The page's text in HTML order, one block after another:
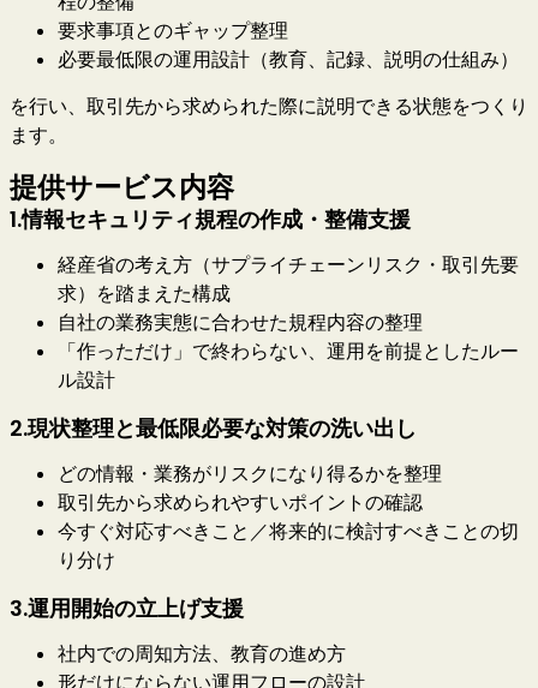
要求事項とのギャップ整理
必要最低限の運用設計（教育、記録、説明の仕組み）
を行い、取引先から求められた際に説明できる状態をつくり
ます。
提供サービス内容
1.情報セキュリティ規程の作成・整備支援
経産省の考え方（サプライチェーンリスク・取引先要
求）を踏まえた構成
自社の業務実態に合わせた規程内容の整理
「作っただけ」で終わらない、運用を前提としたルー
ル設計
2.現状整理と最低限必要な対策の洗い出し
どの情報・業務がリスクになり得るかを整理
取引先から求められやすいポイントの確認
今すぐ対応すべきこと／将来的に検討すべきことの切
り分け
3.運用開始の立上げ支援
社内での周知方法、教育の進め方
形だけにならない運用フローの設計